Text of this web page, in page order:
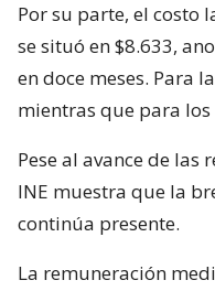
Por su parte, el costo
se situó en $8.633,
en doce meses. Para
mientras que para los
Pese al avance de
INE muestra que la
continúa presente.
La remuneración